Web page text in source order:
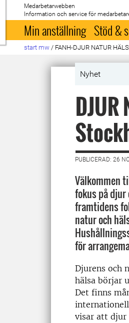
Till startsida
Medarbetarwebben
Information och service för
Min anställning Stöd &
start mw / FANH-DJUR NATUR
Nyhet
DJUR
PUBLICERAD: 26
Välkommen
fokus på
framtidens
natur och
för
Djurens och
hälsa börjar
Det finns
visar att djur